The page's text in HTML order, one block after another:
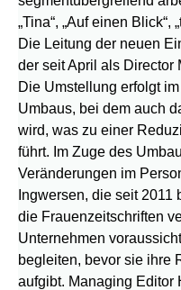
„Tina“, „Auf einen
Die Leitung der neuen
der seit April als Director
Die Umstellung erfolgt
Umbaus, bei dem auch
wird, was zu einer
führt. Im Zuge des
Veränderungen im
Ingwersen, die seit
die Frauenzeitschriften
Unternehmen
begleiten, bevor sie ihre
aufgibt. Managing Editor